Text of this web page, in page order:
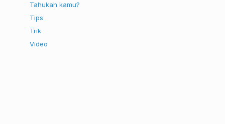
Tahukah kamu?
Tips
Trik
Video